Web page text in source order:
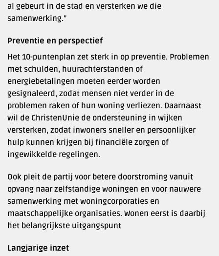
al gebeurt in de stad en versterken we die
samenwerking.”
Preventie en perspectief
Het 10-puntenplan zet sterk in op preventie. Problemen
met schulden, huurachterstanden of
energiebetalingen moeten eerder worden
gesignaleerd, zodat mensen niet verder in de
problemen raken of hun woning verliezen. Daarnaast
wil de ChristenUnie de ondersteuning in wijken
versterken, zodat inwoners sneller en persoonlijker
hulp kunnen krijgen bij financiële zorgen of
ingewikkelde regelingen.
Ook pleit de partij voor betere doorstroming vanuit
opvang naar zelfstandige woningen en voor nauwere
samenwerking met woningcorporaties en
maatschappelijke organisaties. Wonen eerst is daarbij
het belangrijkste uitgangspunt
Langjarige inzet